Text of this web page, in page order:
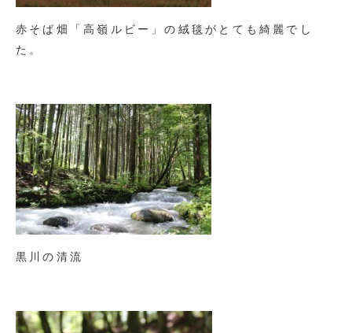
赤そば畑「高嶺ルビー」の絨毯がとても綺麗でし
た。
黒川の清流